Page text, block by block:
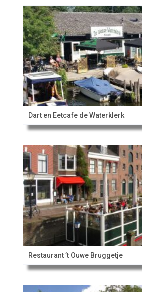
Dart en Eetcafe de Waterklerk
Restaurant ’t Ouwe Bruggetje